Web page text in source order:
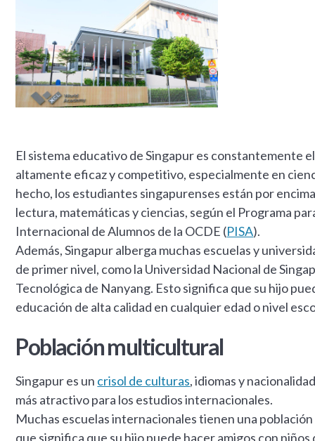
El sistema educativo de Singapur es constantemente
altamente eficaz y competitivo, especialmente en
hecho, los estudiantes singapurenses están por
lectura, matemáticas y ciencias, según el Programa
Internacional de Alumnos de la OCDE (PISA).
Además, Singapur alberga muchas escuelas y
de primer nivel, como la Universidad Nacional de
Tecnológica de Nanyang. Esto significa que su hijo
educación de alta calidad en cualquier edad o nivel
Población multicultural
Singapur es un crisol de culturas, idiomas y
más atractivo para los estudios internacionales.
Muchas escuelas internacionales tienen una
que significa que su hijo puede hacer amigos con